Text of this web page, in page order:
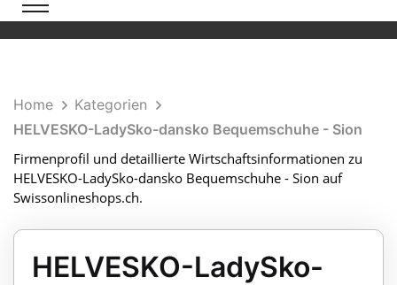
Home
Kategorien
HELVESKO-LadySko-dansko Bequemschuhe - Sion
Firmenprofil und detaillierte Wirtschaftsinformationen zu
HELVESKO-LadySko-dansko Bequemschuhe - Sion auf
Swissonlineshops.ch.
HELVESKO-LadySko-